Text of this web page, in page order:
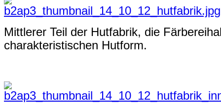
Mittlerer Teil der Hutfabrik, die
charakteristischen Hutform.